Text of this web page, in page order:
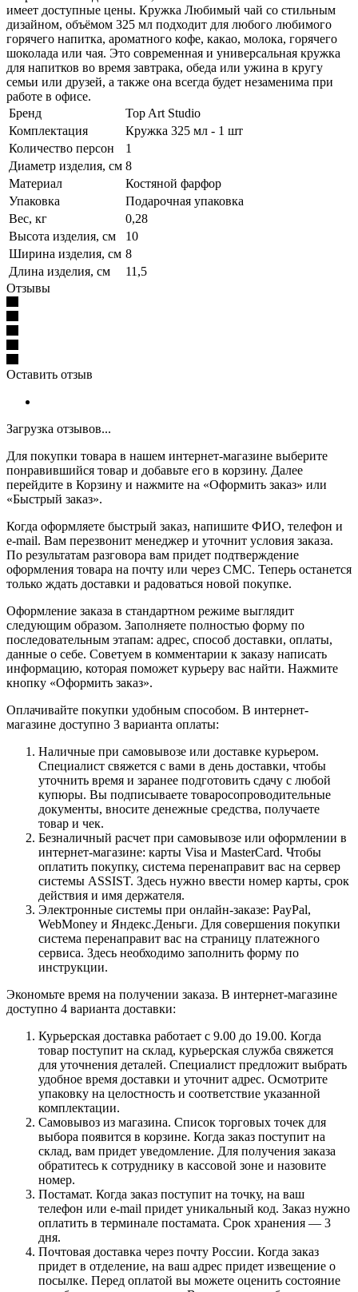
имеет доступные цены. Кружка Любимый чай со стильным
дизайном, объёмом 325 мл подходит для любого любимого
горячего напитка, ароматного кофе, какао, молока, горячего
шоколада или чая. Это современная и универсальная кружка
для напитков во время завтрака, обеда или ужина в кругу
семьи или друзей, а также она всегда будет незаменима при
работе в офисе.
Бренд
Top Art Studio
Комплектация
Кружка 325 мл - 1 шт
Количество персон
1
Диаметр изделия, см 8
Материал
Костяной фарфор
Упаковка
Подарочная упаковка
Вес, кг
0,28
Высота изделия, см
10
Ширина изделия, см 8
Длина изделия, см
11,5
Отзывы
Оставить отзыв
Загрузка отзывов...
Для покупки товара в нашем интернет-магазине выберите
понравившийся товар и добавьте его в корзину. Далее
перейдите в Корзину и нажмите на «Оформить заказ» или
«Быстрый заказ».
Когда оформляете быстрый заказ, напишите ФИО, телефон и
e-mail. Вам перезвонит менеджер и уточнит условия заказа.
По результатам разговора вам придет подтверждение
оформления товара на почту или через СМС. Теперь останется
только ждать доставки и радоваться новой покупке.
Оформление заказа в стандартном режиме выглядит
следующим образом. Заполняете полностью форму по
последовательным этапам: адрес, способ доставки, оплаты,
данные о себе. Советуем в комментарии к заказу написать
информацию, которая поможет курьеру вас найти. Нажмите
кнопку «Оформить заказ».
Оплачивайте покупки удобным способом. В интернет-
магазине доступно 3 варианта оплаты:
Наличные при самовывозе или доставке курьером.
Специалист свяжется с вами в день доставки, чтобы
уточнить время и заранее подготовить сдачу с любой
купюры. Вы подписываете товаросопроводительные
документы, вносите денежные средства, получаете
товар и чек.
Безналичный расчет при самовывозе или оформлении в
интернет-магазине: карты Visa и MasterCard. Чтобы
оплатить покупку, система перенаправит вас на сервер
системы ASSIST. Здесь нужно ввести номер карты, срок
действия и имя держателя.
Электронные системы при онлайн-заказе: PayPal,
WebMoney и Яндекс.Деньги. Для совершения покупки
система перенаправит вас на страницу платежного
сервиса. Здесь необходимо заполнить форму по
инструкции.
Экономьте время на получении заказа. В интернет-магазине
доступно 4 варианта доставки:
Курьерская доставка работает с 9.00 до 19.00. Когда
товар поступит на склад, курьерская служба свяжется
для уточнения деталей. Специалист предложит выбрать
удобное время доставки и уточнит адрес. Осмотрите
упаковку на целостность и соответствие указанной
комплектации.
Самовывоз из магазина. Список торговых точек для
выбора появится в корзине. Когда заказ поступит на
склад, вам придет уведомление. Для получения заказа
обратитесь к сотруднику в кассовой зоне и назовите
номер.
Постамат. Когда заказ поступит на точку, на ваш
телефон или e-mail придет уникальный код. Заказ нужно
оплатить в терминале постамата. Срок хранения — 3
дня.
Почтовая доставка через почту России. Когда заказ
придет в отделение, на ваш адрес придет извещение о
посылке. Перед оплатой вы можете оценить состояние